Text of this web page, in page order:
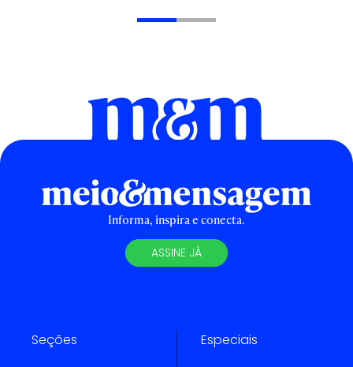
Informa, inspira e conecta.
ASSINE JÁ
Seções Especiais